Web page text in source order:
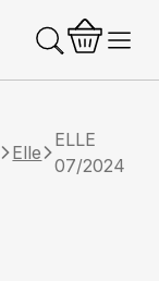
Elle
ELLE
07/2024